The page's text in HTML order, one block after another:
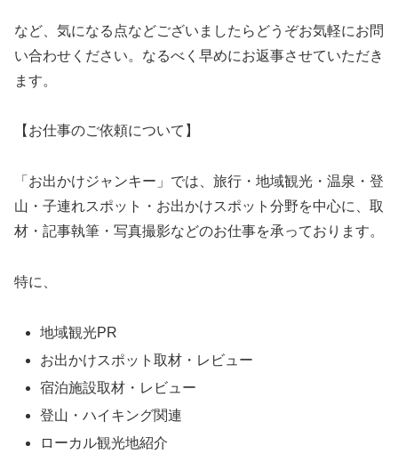
など、気になる点などございましたらどうぞお気軽にお問
い合わせください。なるべく早めにお返事させていただき
ます。
【お仕事のご依頼について】
「お出かけジャンキー」では、旅行・地域観光・温泉・登
山・子連れスポット・お出かけスポット分野を中心に、取
材・記事執筆・写真撮影などのお仕事を承っております。
特に、
地域観光PR
お出かけスポット取材・レビュー
宿泊施設取材・レビュー
登山・ハイキング関連
ローカル観光地紹介